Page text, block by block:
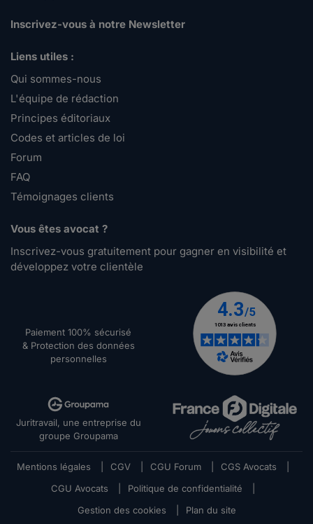
Inscrivez-vous à notre Newsletter
Liens utiles :
Qui sommes-nous
L'équipe de rédaction
Principes éditoriaux
Codes et articles de loi
Forum
FAQ
Témoignages clients
Vous êtes avocat ?
Inscrivez-vous gratuitement pour gagner en visibilité et
développez votre clientèle
Paiement 100% sécurisé
& Protection des données
personnelles
Juritravail, une entreprise du
groupe Groupama
Mentions légales CGV CGU Forum CGS Avocats
CGU Avocats
Politique de confidentialité
Gestion des cookies
Plan du site